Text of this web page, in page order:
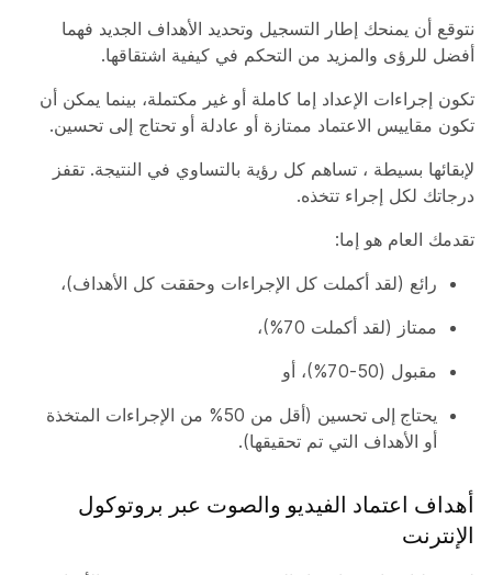
نتوقع أن يمنحك إطار التسجيل وتحديد الأهداف الجديد فهما
أفضل للرؤى والمزيد من التحكم في كيفية اشتقاقها.
تكون إجراءات الإعداد إما كاملة أو غير مكتملة، بينما يمكن أن
تكون مقاييس الاعتماد ممتازة أو عادلة أو تحتاج إلى تحسين.
لإبقائها بسيطة ، تساهم كل رؤية بالتساوي في النتيجة. تقفز
درجاتك لكل إجراء تتخذه.
تقدمك العام هو إما:
رائع (لقد أكملت كل الإجراءات وحققت كل الأهداف)،
ممتاز (لقد أكملت 70%)،
مقبول (50-70%)، أو
يحتاج إلى تحسين
(أقل من 50% من الإجراءات المتخذة
أو الأهداف التي تم تحقيقها).
أهداف اعتماد الفيديو والصوت عبر بروتوكول
الإنترنت